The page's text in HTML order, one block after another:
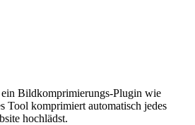
Bildkomprimierungs-Plugin wie
Tool komprimiert automatisch jedes
hochlädst.